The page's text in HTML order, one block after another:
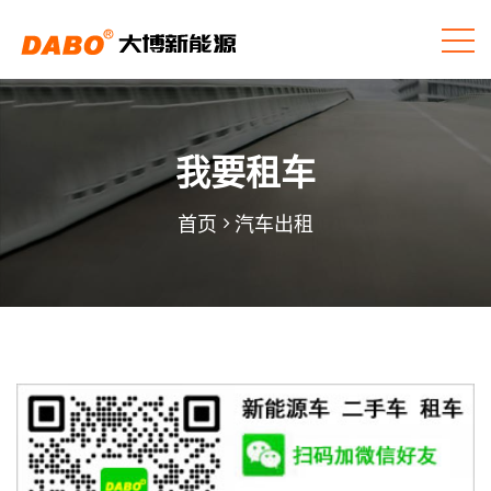
我要租车
首页 汽车出租